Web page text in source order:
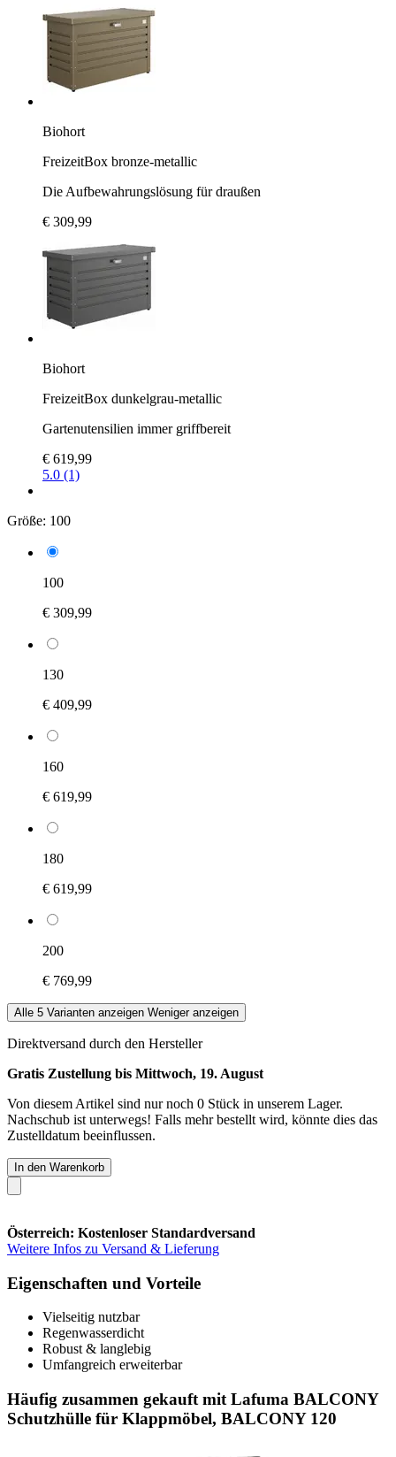
Biohort
FreizeitBox bronze-metallic
Die Aufbewahrungslösung für draußen
€ 309,99
Biohort
FreizeitBox dunkelgrau-metallic
Gartenutensilien immer griffbereit
€ 619,99
5.0 (1)
Größe: 100
100
€ 309,99
130
€ 409,99
160
€ 619,99
180
€ 619,99
200
€ 769,99
Alle 5 Varianten anzeigen Weniger anzeigen
Direktversand durch den Hersteller
Gratis Zustellung bis Mittwoch, 19. August
Von diesem Artikel sind nur noch 0 Stück in unserem Lager.
Nachschub ist unterwegs! Falls mehr bestellt wird, könnte dies das
Zustelldatum beeinflussen.
In den Warenkorb
Österreich: Kostenloser Standardversand
Weitere Infos zu Versand & Lieferung
Eigenschaften und Vorteile
Vielseitig nutzbar
Regenwasserdicht
Robust & langlebig
Umfangreich erweiterbar
Häufig zusammen gekauft mit Lafuma BALCONY
Schutzhülle für Klappmöbel, BALCONY 120